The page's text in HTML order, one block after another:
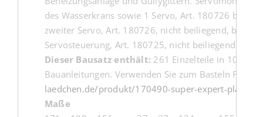
des Wasserkrans sowie 1 Servo, Art. 180726
zweiter Servo, Art. 180726, nicht beiliegend,
Servosteuerung, Art. 180725, nicht beiliegend.
Dieser Bausatz enthält: 261 Einzelteile in 10
Bauanleitungen. Verwenden Sie zum Basteln
laedchen.de/produkt/170490-super-expert-
Maße